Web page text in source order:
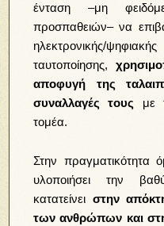
ένταση –μη
προσπαθειών– να
ηλεκτρονικής/ψηφιακής
ταυτοποίησης,
αποφυγή της
συναλλαγές τους με
τομέα.
Στην πραγματικότητα
υλοποιήσει την
κατατείνει στην
των ανθρώπων και